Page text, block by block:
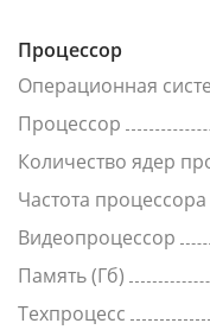
Процессор
Операционная
Процессор
Количество ядер
Частота
Видеопроцессор
Память (Гб)
Техпроцесс